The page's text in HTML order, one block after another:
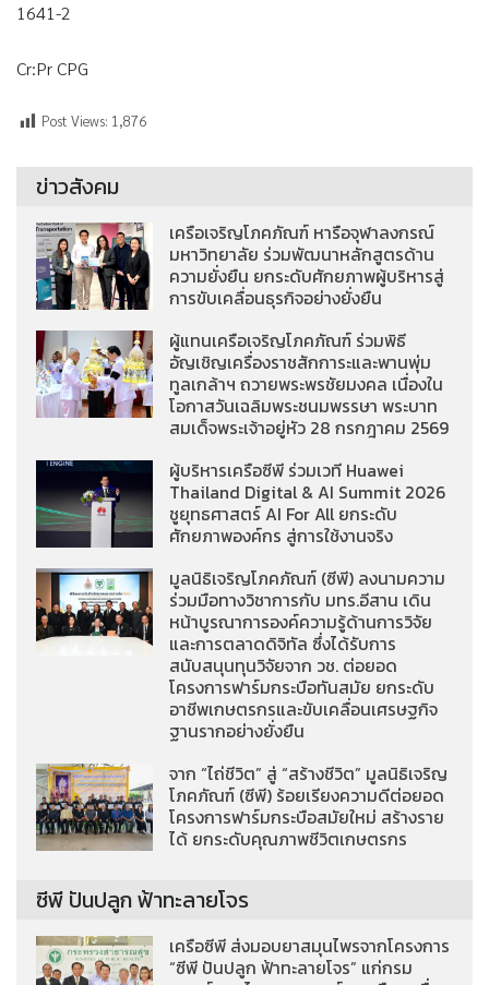
1641-2
Cr:Pr CPG
Post Views: 1,876
ข่าวสังคม
เครือเจริญโภคภัณฑ์ หารือจุฬาลงกรณ์
มหาวิทยาลัย ร่วมพัฒนาหลักสูตรด้าน
ความยั่งยืน ยกระดับศักยภาพผู้บริหารสู่
การขับเคลื่อนธุรกิจอย่างยั่งยืน
ผู้แทนเครือเจริญโภคภัณฑ์ ร่วมพิธี
อัญเชิญเครื่องราชสักการะและพานพุ่ม
ทูลเกล้าฯ ถวายพระพรชัยมงคล เนื่องใน
โอกาสวันเฉลิมพระชนมพรรษา พระบาท
สมเด็จพระเจ้าอยู่หัว 28 กรกฎาคม 2569
ผู้บริหารเครือซีพี ร่วมเวที Huawei
Thailand Digital & AI Summit 2026
ชูยุทธศาสตร์ AI For All ยกระดับ
ศักยภาพองค์กร สู่การใช้งานจริง
มูลนิธิเจริญโภคภัณฑ์ (ซีพี) ลงนามความ
ร่วมมือทางวิชาการกับ มทร.อีสาน เดิน
หน้าบูรณาการองค์ความรู้ด้านการวิจัย
และการตลาดดิจิทัล ซึ่งได้รับการ
สนับสนุนทุนวิจัยจาก วช. ต่อยอด
โครงการฟาร์มกระบือทันสมัย ยกระดับ
อาชีพเกษตรกรและขับเคลื่อนเศรษฐกิจ
ฐานรากอย่างยั่งยืน
จาก “ไถ่ชีวิต” สู่ “สร้างชีวิต” มูลนิธิเจริญ
โภคภัณฑ์ (ซีพี) ร้อยเรียงความดีต่อยอด
โครงการฟาร์มกระบือสมัยใหม่ สร้างราย
ได้ ยกระดับคุณภาพชีวิตเกษตรกร
ซีพี ปันปลูก ฟ้าทะลายโจร
เครือซีพี ส่งมอบยาสมุนไพรจากโครงการ
“ซีพี ปันปลูก ฟ้าทะลายโจร” แก่กรม